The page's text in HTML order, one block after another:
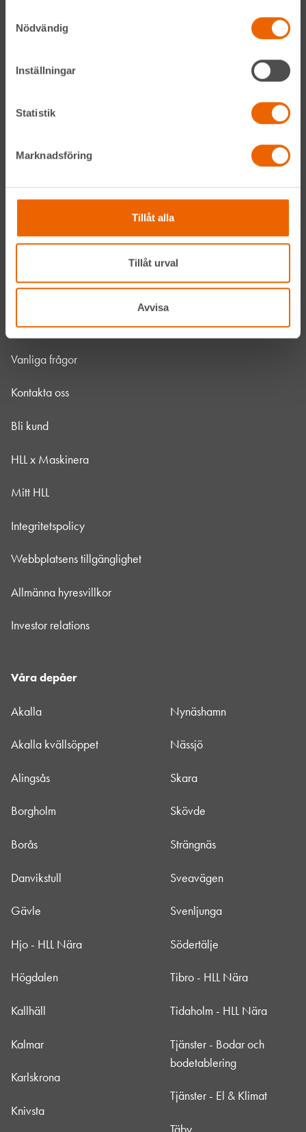
Nödvändig
Inställningar
Statistik
Marknadsföring
Tillåt alla
Tillåt urval
Avvisa
LinkedIn
Våra maskiner
Om HLL
Hållbarhet
Vanliga frågor
Kontakta oss
Bli kund
HLL x Maskinera
Mitt HLL
Integritetspolicy
Webbplatsens tillgänglighet
Allmänna hyresvillkor
Investor relations
Våra depåer
Akalla
Akalla kvällsöppet
Alingsås
Borgholm
Borås
Danvikstull
Gävle
Hjo - HLL Nära
Högdalen
Kallhäll
Kalmar
Karlskrona
Knivsta
Nynäshamn
Nässjö
Skara
Skövde
Strängnäs
Sveavägen
Svenljunga
Södertälje
Tibro - HLL Nära
Tidaholm - HLL Nära
Tjänster - Bodar och
bodetablering
Tjänster - El & Klimat